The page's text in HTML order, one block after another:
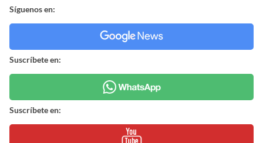
Síguenos en:
Suscríbete en:
Suscríbete en: